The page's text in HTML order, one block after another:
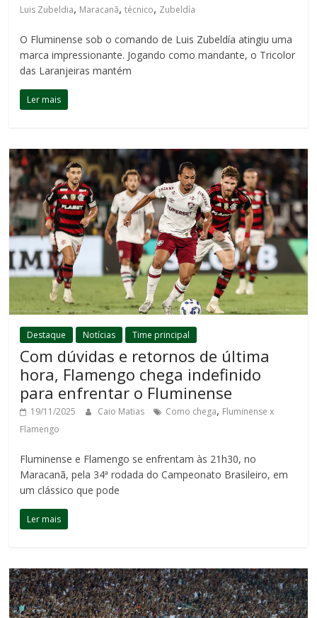
Luis Zubeldia, Maracanã,técnico, Zubeldía
O Fluminense sob o comando de Luis Zubeldía atingiu uma
marca impressionante. Jogando como mandante, o Tricolor
das Laranjeiras mantém
Ler mais
Destaque Notícias Time principal
Com dúvidas e retornos de última
hora, Flamengo chega indefinido
para enfrentar o Fluminense
19/11/2025 Caio Matias Como chega, Fluminense x
Flamengo
Fluminense e Flamengo se enfrentam às 21h30, no
Maracanã, pela 34ª rodada do Campeonato Brasileiro, em
um clássico que pode
Ler mais